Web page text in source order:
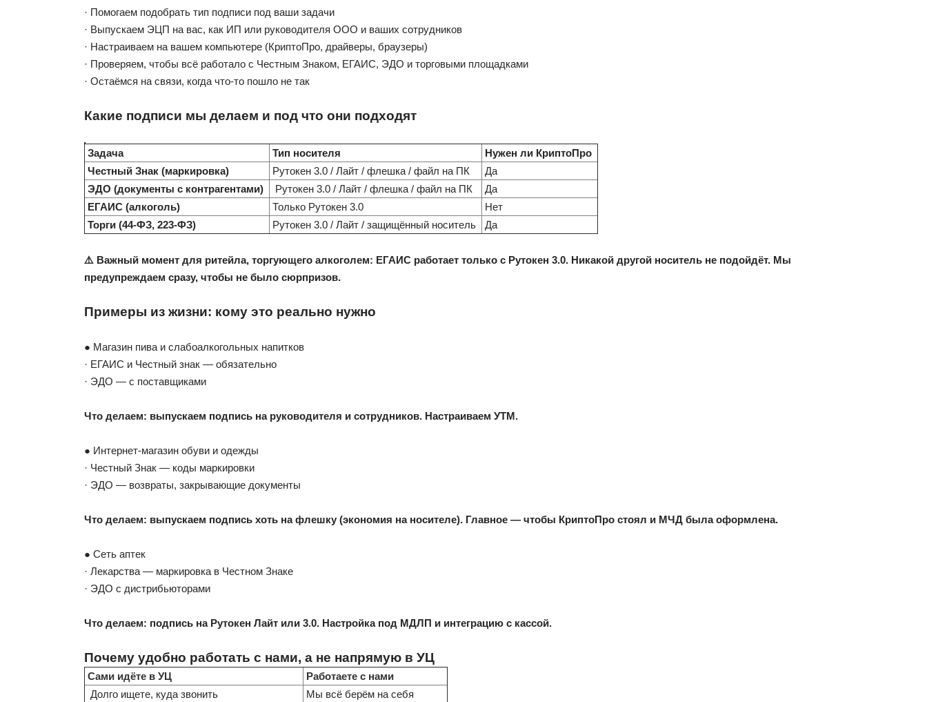
· Помогаем подобрать тип подписи под ваши задачи
· Выпускаем ЭЦП на вас, как ИП или руководителя ООО и ваших сотрудников
· Настраиваем на вашем компьютере (КриптоПро, драйверы, браузеры)
· Проверяем, чтобы всё работало с Честным Знаком, ЕГАИС, ЭДО и торговыми площадками
· Остаёмся на связи, когда что-то пошло не так
Какие подписи мы делаем и под что они подходят
Задача Тип носителя
Нужен ли КриптоПро
Честный Знак (маркировка) Рутокен 3.0 / Лайт / флешка / файл на ПК
Да
ЭДО (документы с контрагентами) Рутокен 3.0 / Лайт / флешка / файл на ПК
Да
ЕГАИС (алкоголь) Только Рутокен 3.0
Нет
Торги (44-ФЗ, 223-ФЗ) Рутокен 3.0 / Лайт / защищённый носитель Да
⚠️ Важный момент для ритейла, торгующего алкоголем: ЕГАИС работает только с Рутокен 3.0. Никакой другой носитель не подойдёт. Мы
предупреждаем сразу, чтобы не было сюрпризов.
Примеры из жизни: кому это реально нужно
● Магазин пива и слабоалкогольных напитков
· ЕГАИС и Честный знак — обязательно
· ЭДО — с поставщиками
Что делаем: выпускаем подпись на руководителя и сотрудников. Настраиваем УТМ.
● Интернет-магазин обуви и одежды
· Честный Знак — коды маркировки
· ЭДО — возвраты, закрывающие документы
Что делаем: выпускаем подпись хоть на флешку (экономия на носителе). Главное — чтобы КриптоПро стоял и МЧД была оформлена.
● Сеть аптек
· Лекарства — маркировка в Честном Знаке
· ЭДО с дистрибьюторами
Что делаем: подпись на Рутокен Лайт или 3.0. Настройка под МДЛП и интеграцию с кассой.
Почему удобно работать с нами, а не напрямую в УЦ
Сами идёте в УЦ
Работаете с нами
Долго ищете, куда звонить
Мы всё берём на себя